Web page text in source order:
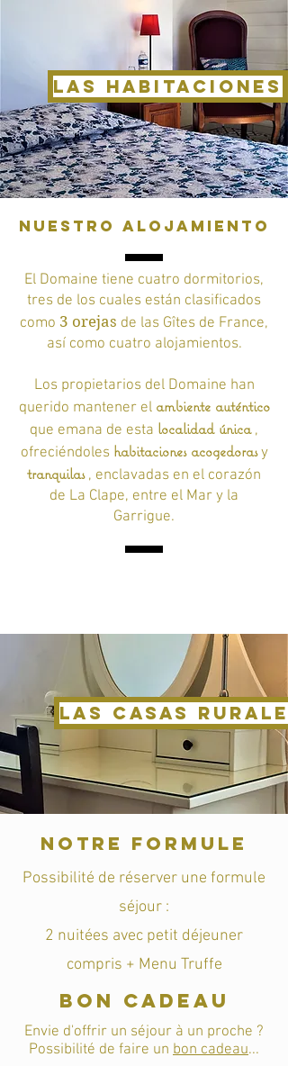
Las habitaciones
Nuestro Alojamiento
El Domaine tiene cuatro dormitorios,
tres de los cuales están clasificados
como 3 orejas de las Gîtes de France,
así como cuatro alojamientos.
Los propietarios del Domaine han
querido mantener el ambiente auténtico
que emana de esta localidad única,
ofreciéndoles habitaciones acogedorasy
tranquilas, enclavadas en el corazón
de La Clape, entre el Mar y la
Garrigue.
Las casas
Notre FORMULE
Possibilité de réserver une formule
séjour :
2 nuitées avec petit déjeuner
compris + Menu Truffe
BON CADEAU
Envie d'offrir un séjour à un proche ?
Possibilité de faire un bon cadeau...